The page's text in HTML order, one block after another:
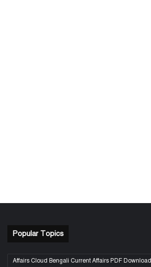
Popular Topics
Affairs Cloud Bengali Current Affairs PDF Download